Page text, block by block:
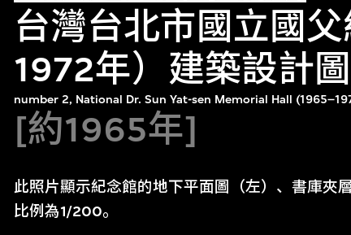
台灣台北市國立國
1972年）建築設計
number 2, National Dr. Sun Yat-sen Memorial Hall
[約1965年]
此照片顯示紀念館的地下平面圖（左）、書庫夾
比例為1/200。